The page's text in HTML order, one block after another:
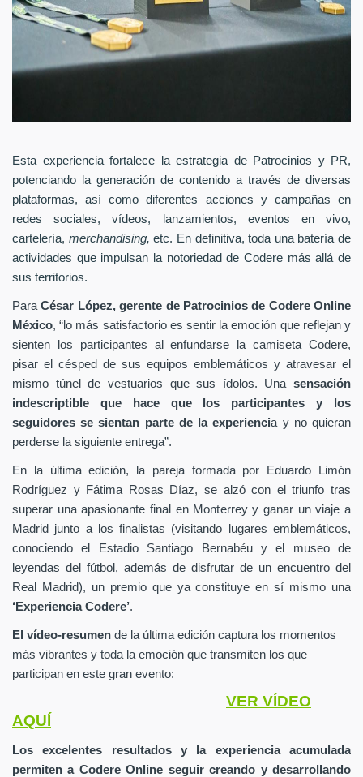
Esta experiencia fortalece la estrategia de Patrocinios y PR,
potenciando la generación de contenido a través de diversas
plataformas, así como diferentes acciones y campañas en
redes sociales, vídeos, lanzamientos, eventos en vivo,
cartelería, merchandising,etc. En definitiva, toda una batería de
actividades que impulsan la notoriedad de Codere más allá de
sus territorios.
ParaCésar López, gerente de Patrocinios de Codere Online
México, “lo más satisfactorio es sentir la emoción que reflejan y
sienten los participantes al enfundarse la camiseta Codere,
pisar el césped de sus equipos emblemáticos y atravesar el
mismo túnel de vestuarios que sus ídolos. Una sensación
indescriptible
que hace que los participantes y los
seguidores se sientan parte de la experiencia y no quieran
perderse la siguiente entrega”.
En la última edición, la pareja formada por Eduardo Limón
Rodríguez y Fátima Rosas Díaz, se alzó con el triunfo tras
superar una apasionante final en Monterrey y ganar un viaje a
Madrid junto a los finalistas (visitando lugares emblemáticos,
conociendo el Estadio Santiago Bernabéu y el museo de
leyendas del fútbol, además de disfrutar de un encuentro del
Real Madrid), un premio que ya constituye en sí mismo una
‘Experiencia Codere’.
El vídeo-resumen de la última edición captura los momentos
más vibrantes y toda la emoción que transmiten los que
participan en este gran evento:
VER VÍDEO
AQUÍ
Los excelentes resultados y la experiencia acumulada
permiten a Codere Online seguir creando y desarrollando